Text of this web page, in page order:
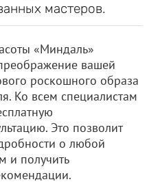
мастеров.
«Миндаль»
вашей
роскошного образа
Ко всем специалистам
Это позволит
о любой
и получить